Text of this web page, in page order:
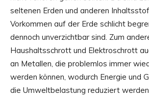
seltenen Erden und anderen
Vorkommen auf der Erde schlicht
dennoch unverzichtbar sind. Zum
Haushaltsschrott und Elektroschrott
an Metallen, die problemlos immer
werden können, wodurch Energie und
die Umweltbelastung reduziert werden